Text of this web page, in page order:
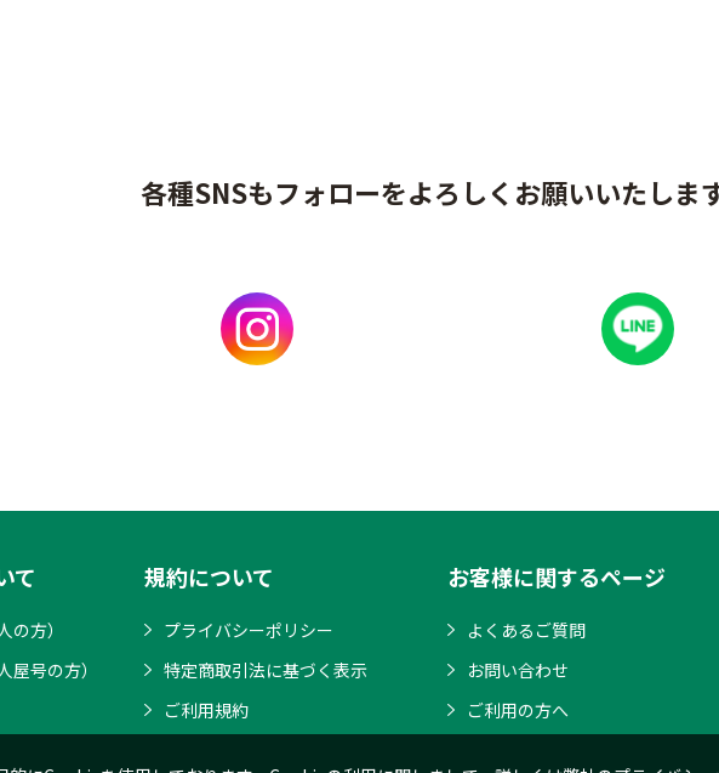
各種SNSもフォローをよろしくお願いいたしま
て
方）
号の方）
規約について
プライバシーポリシー
特定商取引法に基づく表示
ご利用規約
お客様に関するページ
よくあるご質問
お問い合わせ
ご利用の方へ